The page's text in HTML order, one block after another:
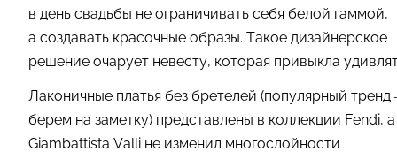
в день свадьбы не ограничивать себя белой гаммой,
а создавать красочные образы. Такое дизайнерское
решение очарует невесту, которая привыкла
Лаконичные платья без бретелей (популярный
берем на заметку) представлены в коллекции Fendi,
Giambattista Valli не изменил многослойности